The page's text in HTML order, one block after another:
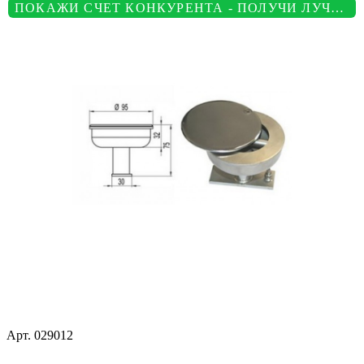
ПОКАЖИ СЧЕТ КОНКУРЕНТА - ПОЛУЧИ ЛУЧШУЮ ЦЕНУ
Арт. 029012